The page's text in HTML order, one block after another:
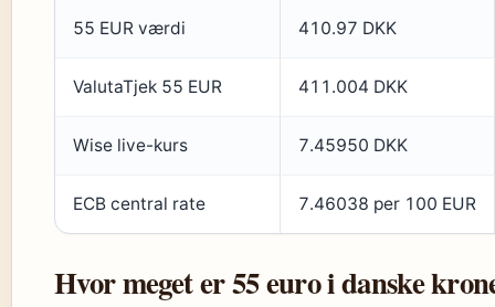
55 EUR værdi 410.97 DKK
ValutaTjek 55 EUR 411.004 DKK
Wise live-kurs 7.45950 DKK
ECB central rate 7.46038 per 100 EUR
Hvor meget er 55 euro i danske